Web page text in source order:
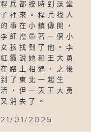
程兵都按時到澡堂
子裡來。程兵找人
的事在小鎮傳開，
李紅霞帶著一個小
女孩找到了他。李
紅霞說她和王大勇
在路上相遇，之後
到了東北一起生
活，但一天王大勇
又消失了。
21/01/2025